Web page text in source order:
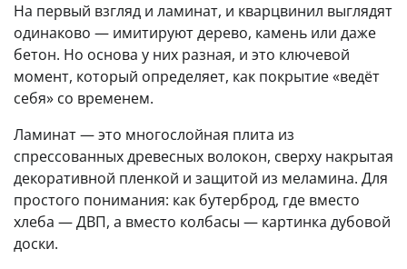
На первый взгляд и ламинат, и кварцвинил выглядят
одинаково — имитируют дерево, камень или даже
бетон. Но основа у них разная, и это ключевой
момент, который определяет, как покрытие «ведёт
себя» со временем.
Ламинат — это многослойная плита из
спрессованных древесных волокон, сверху накрытая
декоративной пленкой и защитой из меламина. Для
простого понимания: как бутерброд, где вместо
хлеба — ДВП, а вместо колбасы — картинка дубовой
доски.